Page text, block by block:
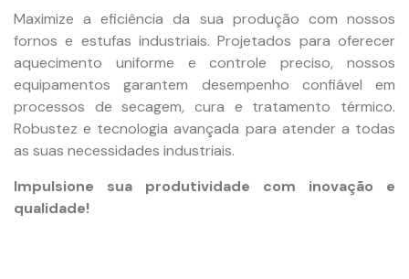
Maximize a eficiência da sua produção com nossos
fornos e estufas industriais. Projetados para oferecer
aquecimento uniforme e controle preciso, nossos
equipamentos garantem desempenho confiável em
processos de secagem, cura e tratamento térmico.
Robustez e tecnologia avançada para atender a todas
as suas necessidades industriais.
Impulsione sua produtividade com inovação e
qualidade!